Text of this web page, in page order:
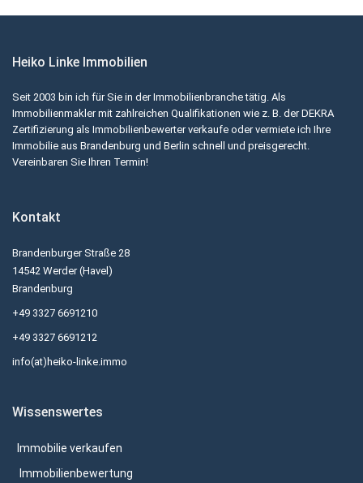
Heiko Linke Immobilien
Seit 2003 bin ich für Sie in der Immobilienbranche tätig. Als
Immobilienmakler mit zahlreichen Qualifikationen wie z. B. der DEKRA
Zertifizierung als Immobilienbewerter verkaufe oder vermiete ich Ihre
Immobilie aus Brandenburg und Berlin schnell und preisgerecht.
Vereinbaren Sie Ihren Termin!
Kontakt
Brandenburger Straße 28
14542 Werder (Havel)
Brandenburg
+49 3327 6691210
+49 3327 6691212
info(at)heiko-linke.immo
Wissenswertes
Immobilie verkaufen
Immobilienbewertung